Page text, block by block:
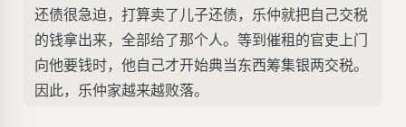
还债很急迫，打算卖了儿子还债，乐仲就把自己交税
的钱拿出来，全部给了那个人。等到催租的官吏上门
向他要钱时，他自己才开始典当东西筹集银两交税。
因此，乐仲家越来越败落。